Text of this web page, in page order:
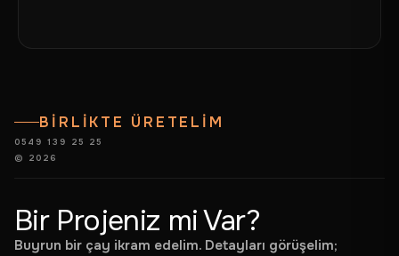
BİRLİKTE ÜRETELİM
0549 139 25 25
© 2026
Bir Projeniz mi Var?
Buyrun bir çay ikram edelim. Detayları görüşelim;